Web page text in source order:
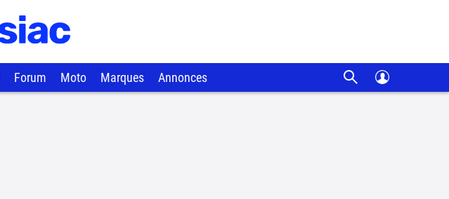
Forum Moto Marques Annonces